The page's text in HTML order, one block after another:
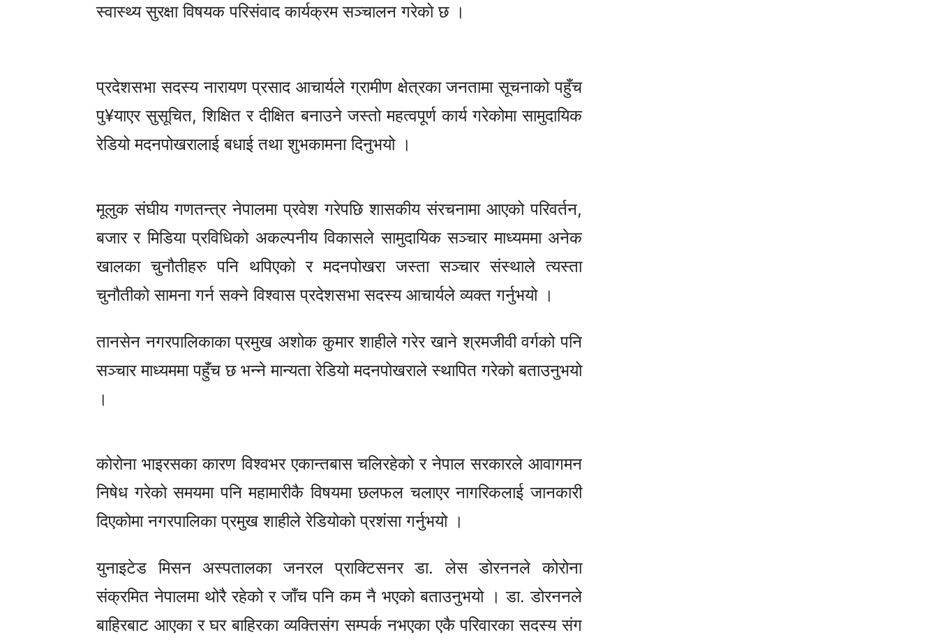
स्वास्थ्य सुरक्षा विषयक परिसंवाद कार्यक्रम सञ्चालन गरेको छ ।
प्रदेशसभा सदस्य नारायण प्रसाद आचार्यले ग्रामीण क्षेत्रका जनतामा सूचनाको पहुँच
पु¥याएर सुसूचित, शिक्षित र दीक्षित बनाउने जस्तो महत्वपूर्ण कार्य गरेकोमा सामुदायिक
रेडियो मदनपोखरालाई बधाई तथा शुभकामना दिनुभयो ।
मूलुक संघीय गणतन्त्र नेपालमा प्रवेश गरेपछि शासकीय संरचनामा आएको परिवर्तन,
बजार र मिडिया प्रविधिको अकल्पनीय विकासले सामुदायिक सञ्चार माध्यममा अनेक
खालका चुनौतीहरु पनि थपिएको र मदनपोखरा जस्ता सञ्चार संस्थाले त्यस्ता
चुनौतीको सामना गर्न सक्ने विश्वास प्रदेशसभा सदस्य आचार्यले व्यक्त गर्नुभयो ।
तानसेन नगरपालिकाका प्रमुख अशोक कुमार शाहीले गरेर खाने श्रमजीवी वर्गको पनि
सञ्चार माध्यममा पहुँच छ भन्ने मान्यता रेडियो मदनपोखराले स्थापित गरेको बताउनुभयो
।
कोरोना भाइरसका कारण विश्वभर एकान्तबास चलिरहेको र नेपाल सरकारले आवागमन
निषेध गरेको समयमा पनि महामारीकै विषयमा छलफल चलाएर नागरिकलाई जानकारी
दिएकोमा नगरपालिका प्रमुख शाहीले रेडियोको प्रशंसा गर्नुभयो ।
युनाइटेड मिसन अस्पतालका जनरल प्राक्टिसनर डा. लेस डोरननले कोरोना
संक्रमित नेपालमा थोरै रहेको र जाँच पनि कम नै भएको बताउनुभयो । डा. डोरननले
बाहिरबाट आएका र घर बाहिरका व्यक्तिसंग सम्पर्क नभएका एकै परिवारका सदस्य संग